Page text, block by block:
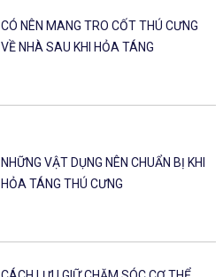
CÓ NÊN MANG TRO CỐT THÚ CƯNG
VỀ NHÀ SAU KHI HỎA TÁNG
NHỮNG VẬT DỤNG NÊN CHUẨN BỊ KHI
HỎA TÁNG THÚ CƯNG